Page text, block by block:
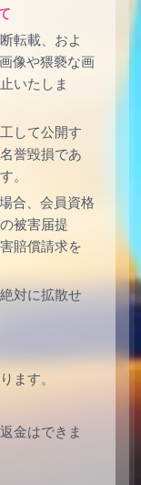
転載、およ
像や猥褻な画
いたしま
して公開す
誉毀損であ
。
合、会員資格
被害届提
賠償請求を
対に拡散せ
ます。
金はできま